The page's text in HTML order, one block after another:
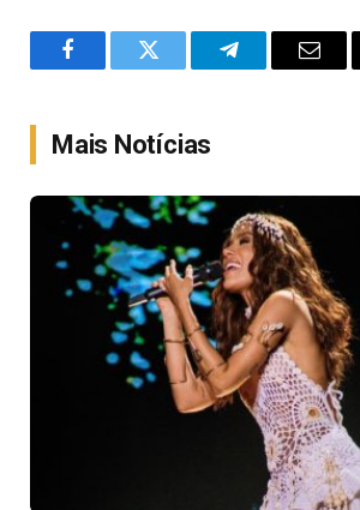
FacebookTwitter TelegramEmail
Mais Notícias